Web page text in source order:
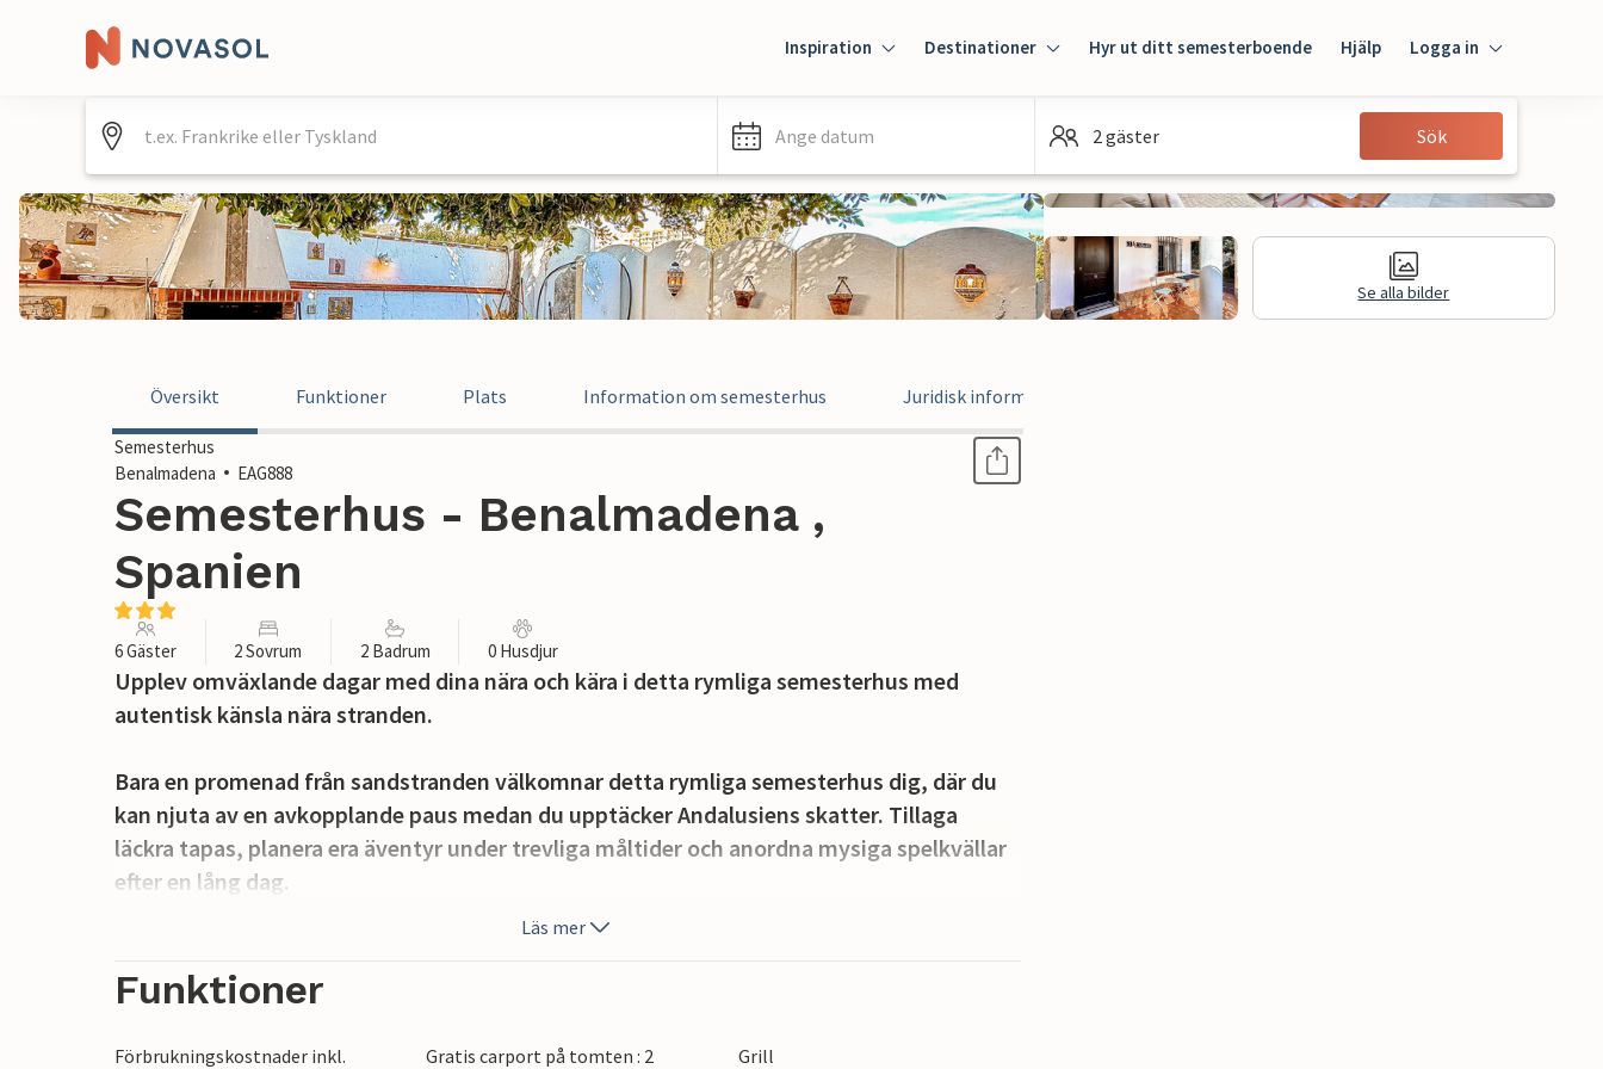
Inspiration Destinationer Hyr ut ditt semesterboende Hjälp Logga in
Gäst
Ange datum 2 gäster Sök
Se alla bilder
Översikt Funktioner Plats Information om semesterhus Juridisk information
Semesterhus
Benalmadena
EAG888
Semesterhus - Benalmadena ,
Spanien
6 Gäster 2 Sovrum 2 Badrum 0 Husdjur
Upplev omväxlande dagar med dina nära och kära i detta rymliga semesterhus med
autentisk känsla nära stranden.
Bara en promenad från sandstranden välkomnar detta rymliga semesterhus dig, där du
kan njuta av en avkopplande paus medan du upptäcker Andalusiens skatter. Tillaga
läckra tapas, planera era äventyr under trevliga måltider och anordna mysiga spelkvällar
efter en lång dag.
Spanien när som helst på dygnet. Börja med frukost i den milda morgonsolen, fördjupa
levande ljus.
Läs mer
Funktioner
Förbrukningskostnader inkl.
Gratis carport på tomten : 2
Grill